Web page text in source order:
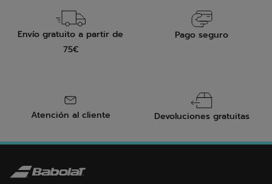
Envío gratuito a partir de
75€
Pago seguro
Atención al cliente Devoluciones gratuitas